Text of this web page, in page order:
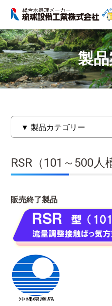
製
RSR（101～500人
販売終了製品